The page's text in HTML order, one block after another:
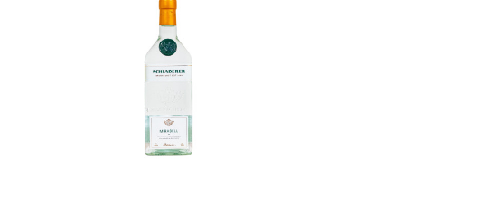
In den Korb